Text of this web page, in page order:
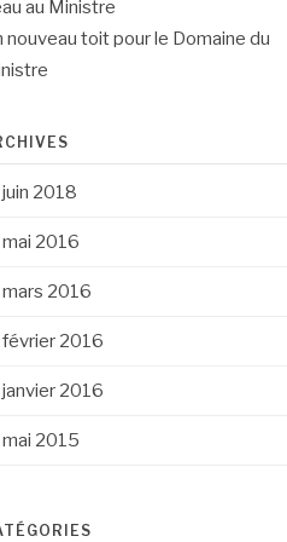
au Ministre
nouveau toit pour le Domaine du
juin 2018
mai 2016
mars 2016
février 2016
janvier 2016
mai 2015